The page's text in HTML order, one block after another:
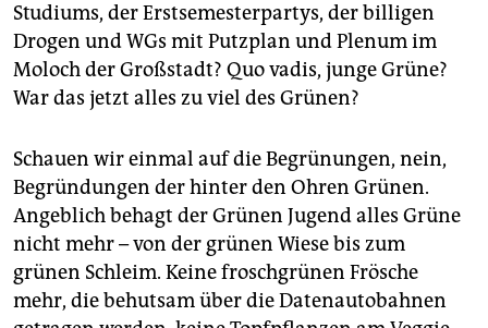
Studiums, der Erstsemesterpartys, der billigen
Drogen und WGs mit Putzplan und Plenum im
Moloch der Großstadt? Quo vadis, junge Grüne?
War das jetzt alles zu viel des Grünen?
Schauen wir einmal auf die Begrünungen, nein,
Begründungen der hinter den Ohren Grünen.
Angeblich behagt der Grünen Jugend alles Grüne
nicht mehr – von der grünen Wiese bis zum
grünen Schleim. Keine froschgrünen Frösche
mehr, die behutsam über die Datenautobahnen